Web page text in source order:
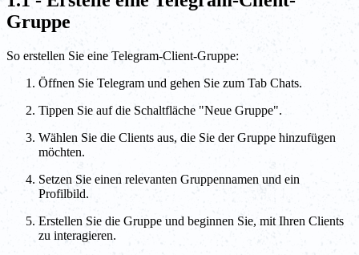
Gruppe
So erstellen Sie eine Telegram-Client-Gruppe:
Öffnen Sie Telegram und gehen Sie zum Tab Chats.
Tippen Sie auf die Schaltfläche "Neue Gruppe".
Wählen Sie die Clients aus, die Sie der Gruppe hinzufügen
möchten.
Setzen Sie einen relevanten Gruppennamen und ein
Profilbild.
Erstellen Sie die Gruppe und beginnen Sie, mit Ihren Clients
zu interagieren.